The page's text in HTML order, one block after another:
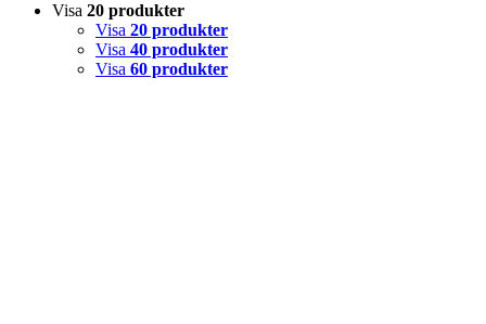
Visa 20 produkter
Visa 20 produkter
Visa 40 produkter
Visa 60 produkter